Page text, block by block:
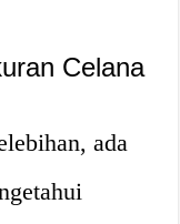
Celana
ada